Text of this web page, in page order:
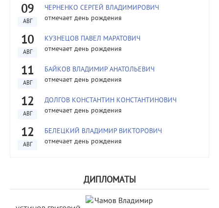
09
АВГ
ЧЕРНЕНКО СЕРГЕЙ ВЛАДИМИРОВИЧ
отмечает день рождения
10
АВГ
КУЗНЕЦОВ ПАВЕЛ МАРАТОВИЧ
отмечает день рождения
11
АВГ
БАЙКОВ ВЛАДИМИР АНАТОЛЬЕВИЧ
отмечает день рождения
12
АВГ
ДОЛГОВ КОНСТАНТИН КОНСТАНТИНОВИЧ
отмечает день рождения
12
АВГ
БЕЛЕЦКИЙ ВЛАДИМИР ВИКТОРОВИЧ
отмечает день рождения
ДИПЛОМАТЫ